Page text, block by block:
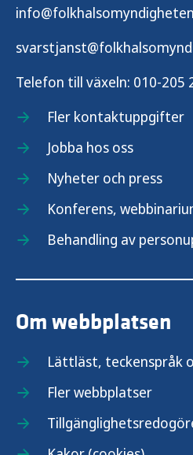
Telefon till växeln: 010-205
Fler kontaktuppgifter
Jobba hos oss
Nyheter och press
Konferens,
Behandling av
Om webbplatsen
Lättläst, teckenspråk
Fler webbplatser